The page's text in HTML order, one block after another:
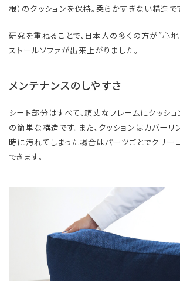
根）のクッションを保持。柔らかすぎない構造で
研究を重ねることで、日本人の多くの方が”心
ストールソファが出来上がりました。
メンテナンスのしやすさ
シート部分はすべて、頑丈なフレームにクッシ
の簡単な構造です。また、クッションはカバーリ
時に汚れてしまった場合はパーツごとでクリー
できます。